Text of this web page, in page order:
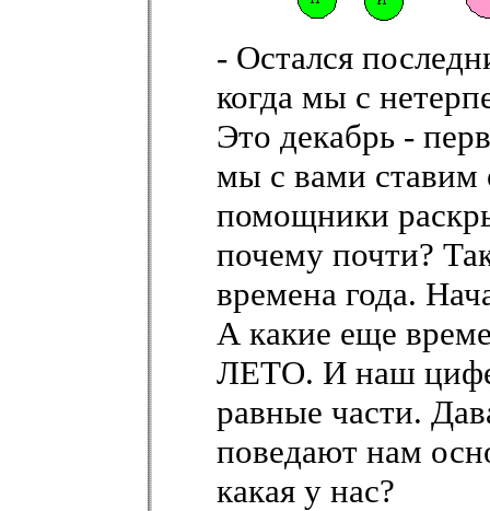
- Остался
когда мы с
Это декабрь -
мы с вами
помощники
почему почти?
времена года.
А какие еще
ЛЕТО. И наш
равные части.
поведают нам
какая у нас?